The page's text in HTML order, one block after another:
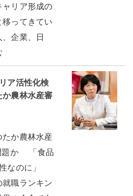
リア形成の
ってきてい
企業、日
ア活性化検
農林水産審
か農林水産
題か 「食品
なのに」
就職ランキン